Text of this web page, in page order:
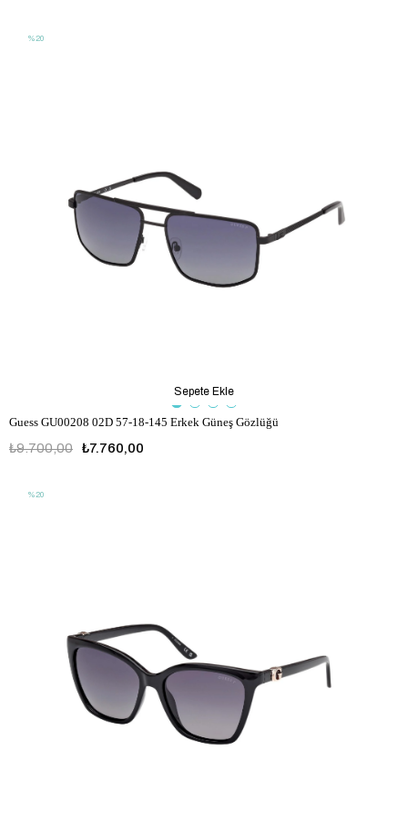
Guess GU00208 02D 57-18-145 Erkek Güneş Gözlüğü
₺7.760,00
₺9.700,00
Sepete Ekle
%20
%20